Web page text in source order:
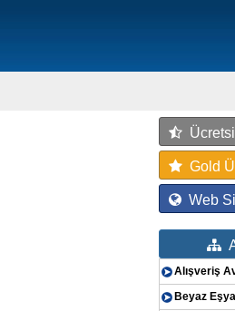
Gold
Web
Alışveriş
Beyaz